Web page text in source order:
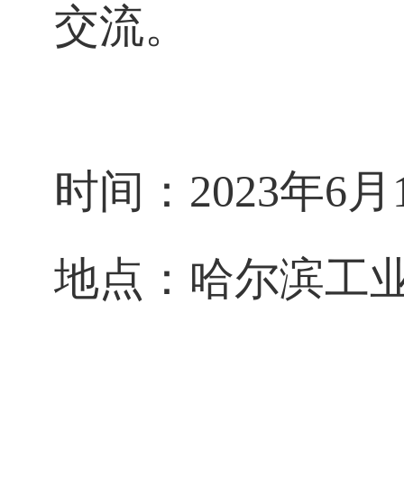
交流。
时间： 2023年6
地点： 哈尔滨工